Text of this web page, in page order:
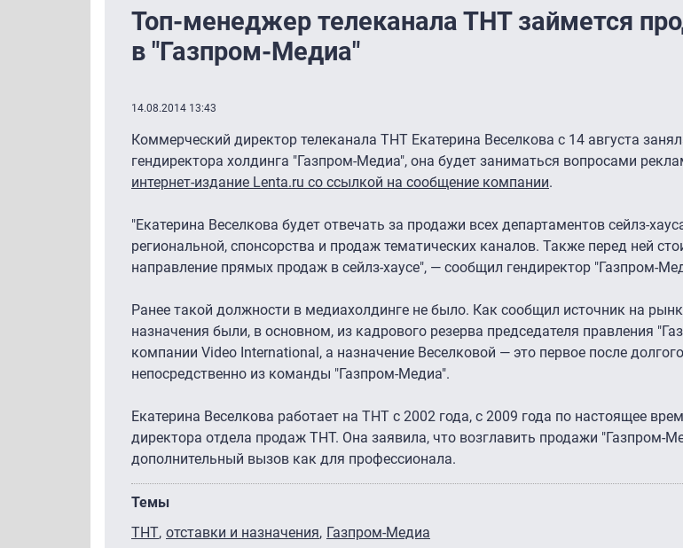
Топ-менеджер телеканала ТНТ займется
в "Газпром-Медиа"
14.08.2014 13:43
Коммерческий директор телеканала ТНТ Екатерина Веселкова с 14 августа
гендиректора холдинга "Газпром-Медиа", она будет заниматься вопросами
интернет-издание Lenta.ru со ссылкой на сообщение компании.
"Екатерина Веселкова будет отвечать за продажи всех департаментов сейлз-
региональной, спонсорства и продаж тематических каналов. Также перед ней
направление прямых продаж в сейлз-хаусе", — сообщил гендиректор "Газпром-
Ранее такой должности в медиахолдинге не было. Как сообщил источник на
назначения были, в основном, из кадрового резерва председателя правления
компании Video International, а назначение Веселковой — это первое после
непосредственно из команды "Газпром-Медиа".
Екатерина Веселкова работает на ТНТ с 2002 года, с 2009 года по настоящее
директора отдела продаж ТНТ. Она заявила, что возглавить продажи "Газпром-
дополнительный вызов как для профессионала.
Темы
ТНТ отставки и назначения Газпром-Медиа